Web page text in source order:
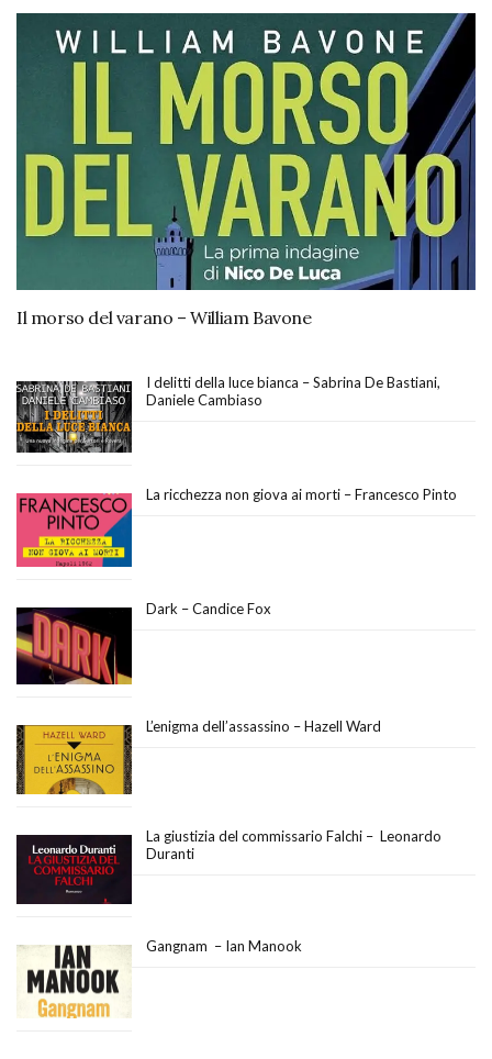
Il morso del varano – William Bavone
I delitti della luce bianca – Sabrina De Bastiani,
Daniele Cambiaso
La ricchezza non giova ai morti – Francesco Pinto
Dark – Candice Fox
L’enigma dell’assassino – Hazell Ward
La giustizia del commissario Falchi – Leonardo
Duranti
Gangnam – Ian Manook